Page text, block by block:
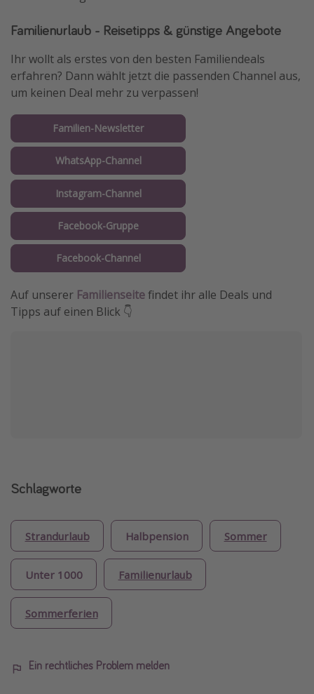
Familienurlaub - Reisetipps & günstige Angebote
Ihr wollt als erstes von den besten Familiendeals
erfahren? Dann wählt jetzt die passenden Channel aus,
um keinen Deal mehr zu verpassen!
Familien-Newsletter
WhatsApp-Channel
Instagram-Channel
Facebook-Gruppe
Facebook-Channel
Auf unserer Familienseitefindet ihr alle Deals und
Tipps auf einen Blick 👇
Schlagworte
Strandurlaub Halbpension Sommer
Unter 1000 Familienurlaub
Sommerferien
Ein rechtliches Problem melden